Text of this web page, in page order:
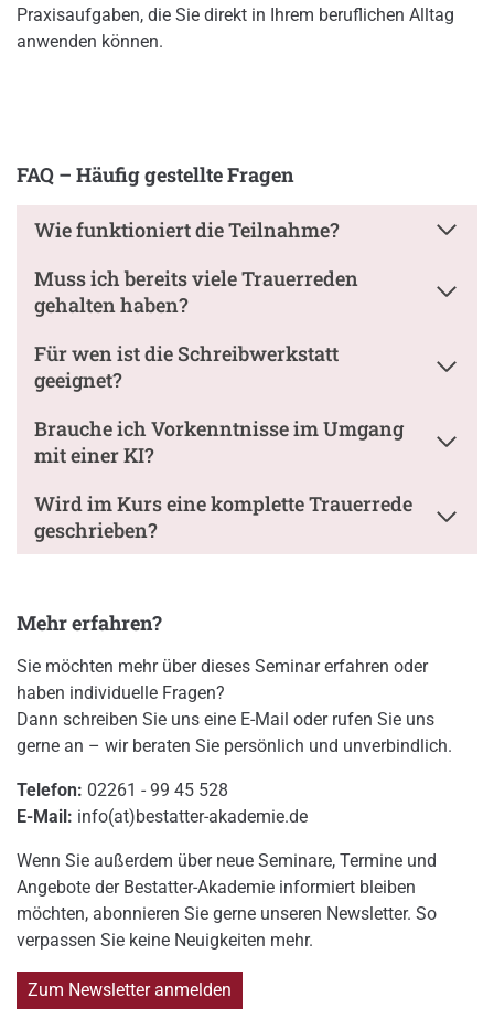
Praxisaufgaben, die Sie direkt in Ihrem beruflichen Alltag
anwenden können.
FAQ – Häufig gestellte Fragen
Wie funktioniert die Teilnahme?
Muss ich bereits viele Trauerreden
gehalten haben?
Für wen ist die Schreibwerkstatt
geeignet?
Brauche ich Vorkenntnisse im Umgang
mit einer KI?
Wird im Kurs eine komplette Trauerrede
geschrieben?
Mehr erfahren?
Sie möchten mehr über dieses Seminar erfahren oder
haben individuelle Fragen?
Dann schreiben Sie uns eine E-Mail oder rufen Sie uns
gerne an – wir beraten Sie persönlich und unverbindlich.
Telefon: 02261 - 99 45 528
E-Mail: info(at)bestatter-akademie.de
Wenn Sie außerdem über neue Seminare, Termine und
Angebote der Bestatter-Akademie informiert bleiben
möchten, abonnieren Sie gerne unseren Newsletter. So
verpassen Sie keine Neuigkeiten mehr.
Zum Newsletter anmelden